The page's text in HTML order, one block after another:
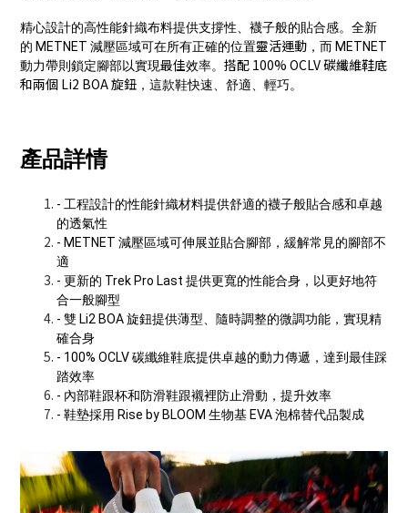
精心設計的高性能針織布料提供支撐性、襪子般的貼合感。全新
的 METNET 減壓區域可在所有正確的位置靈活運動 ，而 METNET
動力帶則鎖定腳部以實現最佳效率。 搭配 100% OCLV 碳纖維鞋底
和兩個 Li2 BOA 旋鈕 ，這款鞋快速、舒適、輕巧。
產品詳情
- 工程設計的性能針織材料提供舒適的襪子般貼合感和卓越
的透氣性
- METNET 減壓區域可伸展並貼合腳部，緩解常見的腳部不
適
- 更新的 Trek Pro Last 提供更寬的性能合身，以更好地符
合一般腳型
- 雙 Li2 BOA 旋鈕提供薄型、隨時調整的微調功能，實現精
確合身
- 100% OCLV 碳纖維鞋底提供卓越的動力傳遞，達到最佳踩
踏效率
- 內部鞋跟杯和防滑鞋跟襯裡防止滑動，提升效率
- 鞋墊採用 Rise by BLOOM 生物基 EVA 泡棉替代品製成